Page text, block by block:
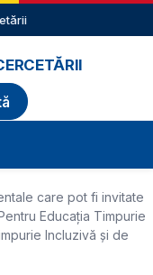
care pot fi invitate
Educația Timpurie
Incluzivă și de